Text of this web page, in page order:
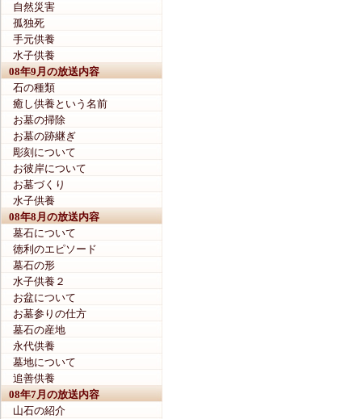
自然災害
孤独死
手元供養
水子供養
08年9月の放送内容
石の種類
癒し供養という名前
お墓の掃除
お墓の跡継ぎ
彫刻について
お彼岸について
お墓づくり
水子供養
08年8月の放送内容
墓石について
徳利のエピソード
墓石の形
水子供養２
お盆について
お墓参りの仕方
墓石の産地
永代供養
墓地について
追善供養
08年7月の放送内容
山石の紹介